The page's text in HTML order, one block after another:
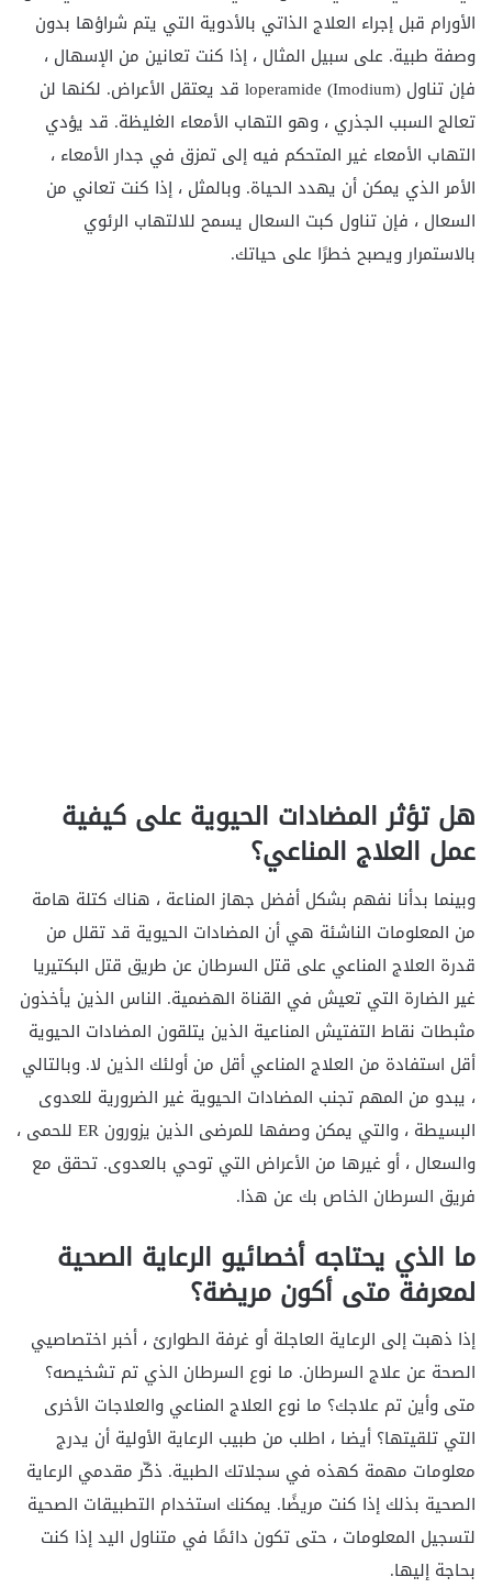
الأورام قبل إجراء العلاج الذاتي بالأدوية التي يتم شراؤها بدون
وصفة طبية. على سبيل المثال ، إذا كنت تعانين من الإسهال ،
فإن تناول loperamide (Imodium) قد يعتقل الأعراض. لكنها لن
تعالج السبب الجذري ، وهو التهاب الأمعاء الغليظة. قد يؤدي
التهاب الأمعاء غير المتحكم فيه إلى تمزق في جدار الأمعاء ،
الأمر الذي يمكن أن يهدد الحياة. وبالمثل ، إذا كنت تعاني من
السعال ، فإن تناول كبت السعال يسمح للالتهاب الرئوي
بالاستمرار ويصبح خطرًا على حياتك.
هل تؤثر المضادات الحيوية على كيفية
عمل العلاج المناعي؟
وبينما بدأنا نفهم بشكل أفضل جهاز المناعة ، هناك كتلة هامة
من المعلومات الناشئة هي أن المضادات الحيوية قد تقلل من
قدرة العلاج المناعي على قتل السرطان عن طريق قتل البكتيريا
غير الضارة التي تعيش في القناة الهضمية. الناس الذين يأخذون
مثبطات نقاط التفتيش المناعية الذين يتلقون المضادات الحيوية
أقل استفادة من العلاج المناعي أقل من أولئك الذين لا. وبالتالي
، يبدو من المهم تجنب المضادات الحيوية غير الضرورية للعدوى
البسيطة ، والتي يمكن وصفها للمرضى الذين يزورون ER للحمى ،
والسعال ، أو غيرها من الأعراض التي توحي بالعدوى. تحقق مع
فريق السرطان الخاص بك عن هذا.
ما الذي يحتاجه أخصائيو الرعاية الصحية
لمعرفة متى أكون مريضة؟
إذا ذهبت إلى الرعاية العاجلة أو غرفة الطوارئ ، أخبر اختصاصيي
الصحة عن علاج السرطان. ما نوع السرطان الذي تم تشخيصه؟
متى وأين تم علاجك؟ ما نوع العلاج المناعي والعلاجات الأخرى
التي تلقيتها؟ أيضا ، اطلب من طبيب الرعاية الأولية أن يدرج
معلومات مهمة كهذه في سجلاتك الطبية. ذكّر مقدمي الرعاية
الصحية بذلك إذا كنت مريضًا. يمكنك استخدام التطبيقات الصحية
لتسجيل المعلومات ، حتى تكون دائمًا في متناول اليد إذا كنت
بحاجة إليها.